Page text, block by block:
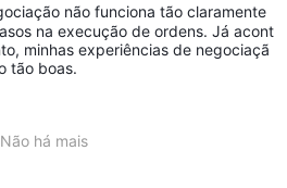
não funciona tão claramente
na execução de ordens. Já acont
minhas experiências de negociaçã
tão boas.
Não há mais